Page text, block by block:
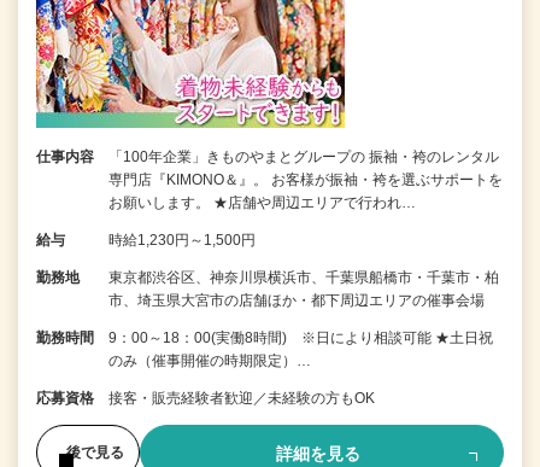
仕事内容
「100年企業」きものやまとグループの 振袖・袴のレンタル
専門店『KIMONO＆』。 お客様が振袖・袴を選ぶサポートを
お願いします。 ★店舗や周辺エリアで行われ…
給与 時給1,230円～1,500円
勤務地
東京都渋谷区、神奈川県横浜市、千葉県船橋市・千葉市・柏
市、埼玉県大宮市の店舗ほか・都下周辺エリアの催事会場
勤務時間
9：00～18：00(実働8時間) ※日により相談可能 ★土日祝
のみ（催事開催の時期限定）…
応募資格 接客・販売経験者歓迎／未経験の方もOK
後で見る 詳細を見る